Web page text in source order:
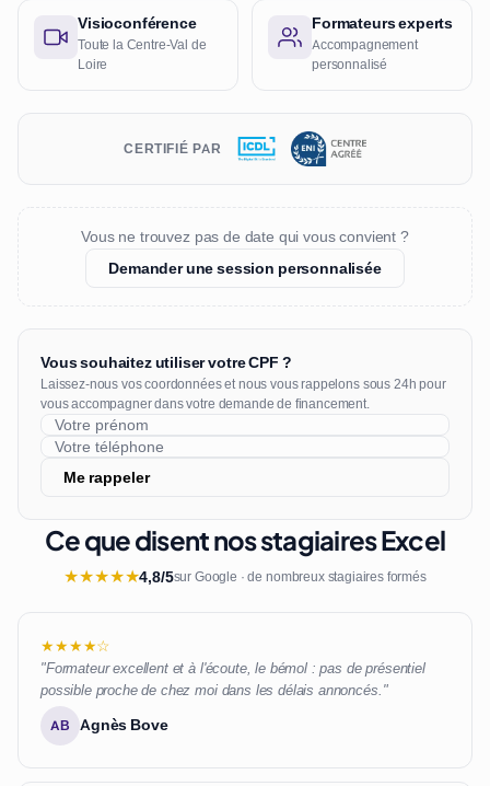
Visioconférence
Toute la Centre-Val de
Loire
Formateurs experts
Accompagnement
personnalisé
CERTIFIÉ PAR
Vous ne trouvez pas de date qui vous convient ?
Demander une session personnalisée
Vous souhaitez utiliser votre CPF ?
Laissez-nous vos coordonnées et nous vous rappelons sous 24h pour
vous accompagner dans votre demande de financement.
Me rappeler
Ce que disent nos stagiaires Excel
★★★★★4,8/5sur Google · de nombreux stagiaires formés
★★★★☆
"Formateur excellent et à l'écoute, le bémol : pas de présentiel
possible proche de chez moi dans les délais annoncés."
AB Agnès Bove